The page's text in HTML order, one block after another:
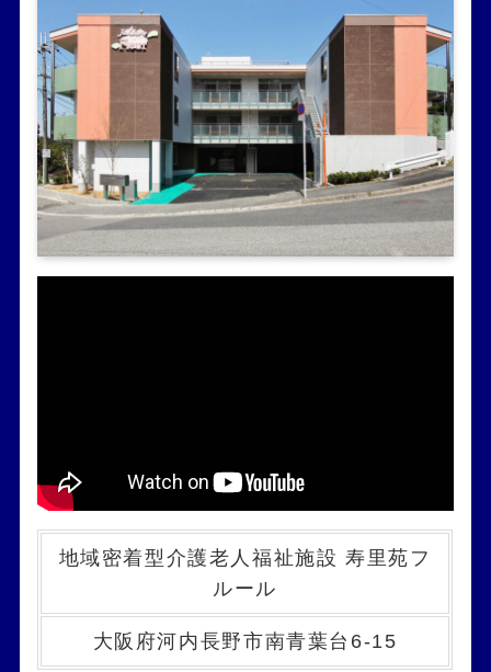
地域密着型介護老人福祉施設 寿里苑フ
ルール
大阪府河内長野市南青葉台6-15